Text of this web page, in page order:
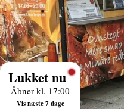
Lukket nu
Åbner kl. 17:00
Vis næste 7 dage